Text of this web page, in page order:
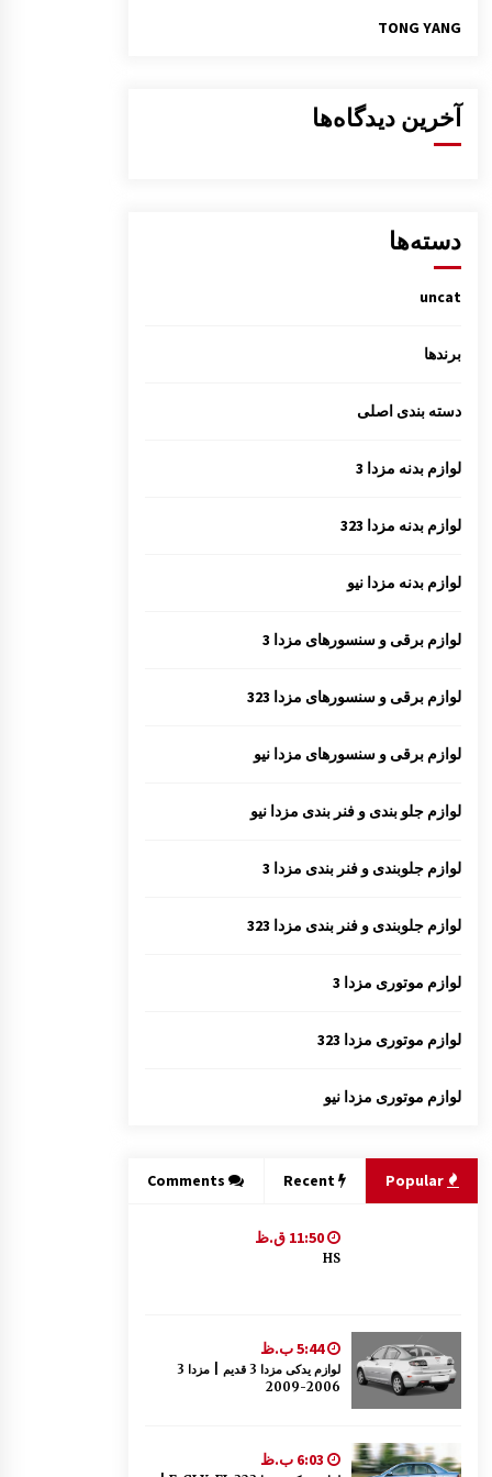
TONG YANG
آخرین دیدگاه‌ها
دسته‌ها
uncat
برندها
دسته بندی اصلی
لوازم بدنه مزدا 3
لوازم بدنه مزدا 323
لوازم بدنه مزدا نیو
لوازم برقی و سنسورهای مزدا 3
لوازم برقی و سنسورهای مزدا 323
لوازم برقی و سنسورهای مزدا نیو
لوازم جلو بندی و فنر بندی مزدا نیو
لوازم جلوبندی و فنر بندی مزدا 3
لوازم جلوبندی و فنر بندی مزدا 323
لوازم موتوری مزدا 3
لوازم موتوری مزدا 323
لوازم موتوری مزدا نیو
Popular
Recent
Comments
HS
5:44 ب.ظ
لوازم یدکی مزدا 3 قدیم | مزدا 3
2006-2009